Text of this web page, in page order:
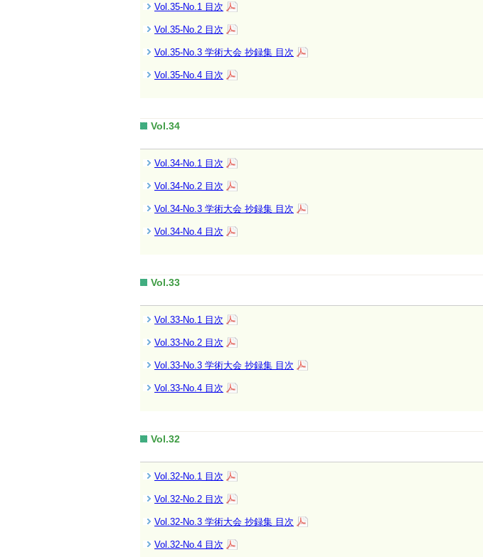
Vol.35-No.1 目次
Vol.35-No.2 目次
Vol.35-No.3 学術大会 抄録集 目次
Vol.35-No.4 目次
Vol.34
Vol.34-No.1 目次
Vol.34-No.2 目次
Vol.34-No.3 学術大会 抄録集 目次
Vol.34-No.4 目次
Vol.33
Vol.33-No.1 目次
Vol.33-No.2 目次
Vol.33-No.3 学術大会 抄録集 目次
Vol.33-No.4 目次
Vol.32
Vol.32-No.1 目次
Vol.32-No.2 目次
Vol.32-No.3 学術大会 抄録集 目次
Vol.32-No.4 目次